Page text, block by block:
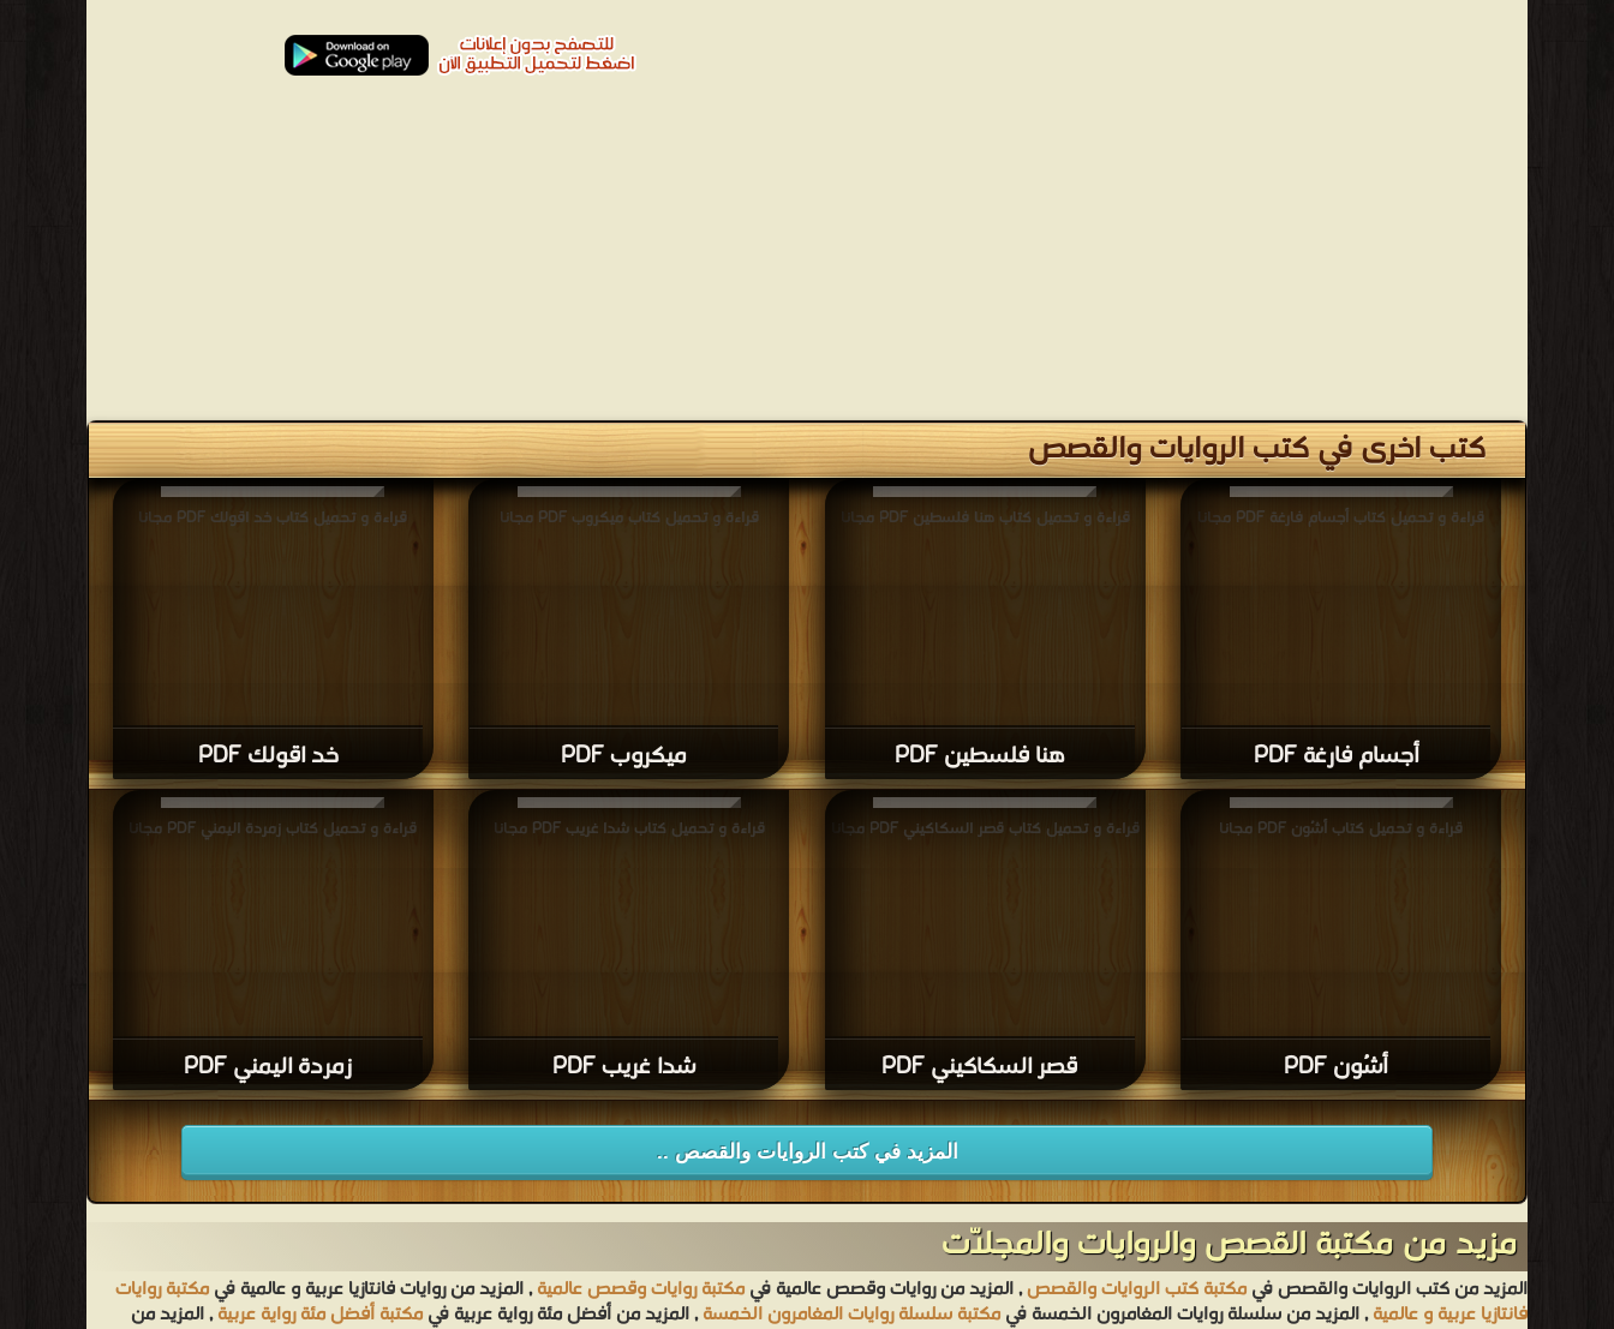
كتب اخرى في كتب الروايات والقصص
خد اقولك PDF
قراءة و تحميل كتاب خد اقولك PDF مجانا
ميكروب PDF
قراءة و تحميل كتاب ميكروب PDF مجانا
هنا فلسطين PDF
قراءة و تحميل كتاب هنا فلسطين PDF مجانا
أجسام فارغة PDF
قراءة و تحميل كتاب أجسام فارغة PDF مجانا
زمردة اليمني PDF
قراءة و تحميل كتاب زمردة اليمني PDF مجانا
شدا غريب PDF
قراءة و تحميل كتاب شدا غريب PDF مجانا
قصر السكاكيني PDF
قراءة و تحميل كتاب قصر السكاكيني PDF مجانا
أشُون PDF
قراءة و تحميل كتاب أشُون PDF مجانا
المزيد في كتب الروايات والقصص ..
مزيد من مكتبة القصص والروايات والمجلّات
المزيد من كتب الروايات والقصص فيمكتبة كتب الروايات والقصص, المزيد من روايات وقصص عالمية فيمكتبة روايات وقصص عالمية, المزيد من روايات فانتازيا عربية و عالمية فيمكتبة روايات
فانتازيا عربية و عالمية, المزيد من سلسلة روايات المغامرون الخمسة فيمكتبة سلسلة روايات المغامرون الخمسة, المزيد من أفضل مئة رواية عربية فيمكتبة أفضل مئة رواية عربية, المزيد من